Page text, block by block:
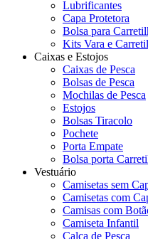
Lubrificantes
Capa Protetora
Bolsa para
Kits Vara e
Caixas e Estojos
Caixas de Pesca
Bolsas de Pesca
Mochilas de Pesca
Estojos
Bolsas Tiracolo
Pochete
Porta Empate
Bolsa porta
Vestuário
Camisetas sem
Camisetas com
Camisas com
Camiseta Infantil
Calça de Pesca